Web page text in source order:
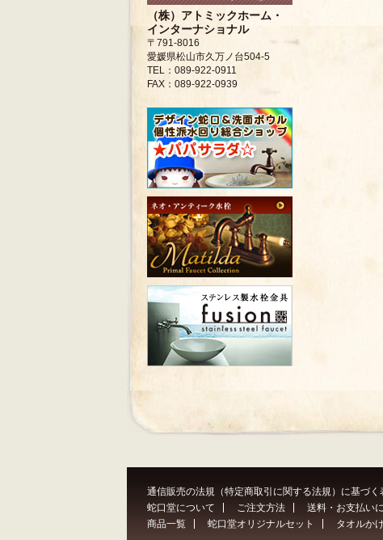
（株）アトミックホーム・
インターナショナル
〒791-8016
愛媛県松山市久万ノ台504-5
TEL：089-922-0911
FAX：089-922-0939
通信販売の法規（特定商取引に関する法規）に基づく
蛇口堂について
ご注文方法 送料・お支払い
商品一覧
蛇口堂オリジナルセット タオルか